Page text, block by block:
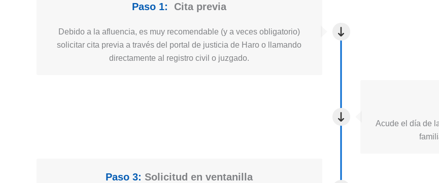
Paso 1: Cita previa
Debido a la afluencia, es muy recomendable (y a veces obligatorio)
solicitar cita previa a través del portal de justicia de Haro o llamando
directamente al registro civil o juzgado.
Acude el día de
Paso 3: Solicitud en ventanilla